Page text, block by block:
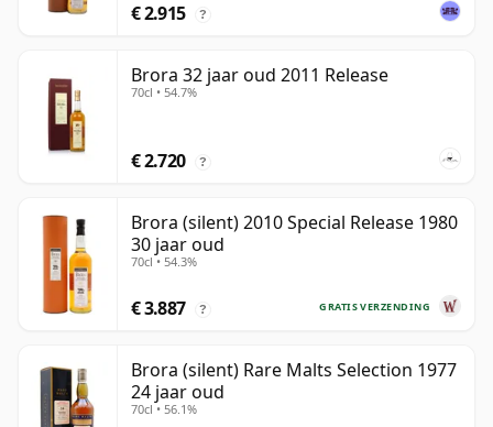
€ 2.915 ?
Brora 32 jaar oud 2011 Release
70cl • 54.7%
€ 2.720 ?
Brora (silent) 2010 Special Release 1980
30 jaar oud
70cl • 54.3%
GRATIS VERZENDING
€ 3.887 ?
Brora (silent) Rare Malts Selection 1977
24 jaar oud
70cl • 56.1%